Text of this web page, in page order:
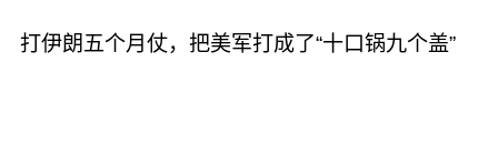
打伊朗五个月仗，把美军打成了“十口锅九个盖”